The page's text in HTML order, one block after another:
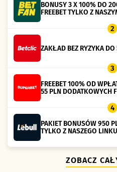
BONUSY 3 X 100% DO
FREEBET TYLKO Z
2
ZAKŁAD BEZ RYZYKA
3
FREEBET 100% OD
55 PLN DODATKOWYCH
4
PAKIET BONUSÓW 950
TYLKO Z NASZEGO
ZOBACZ